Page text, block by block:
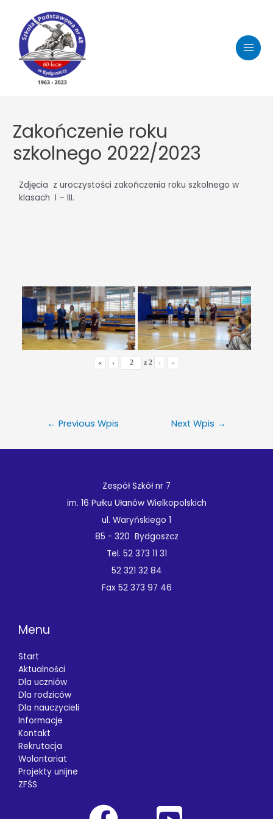
Zakończenie roku
szkolnego 2022/2023
Zdjęcia z uroczystości zakończenia roku szkolnego w
klasach I – III.
« ‹ z 2 › »
← Previous Wpis Next Wpis →
Zespół Szkół nr 7
im. 16 Pułku Ułanów Wielkopolskich
ul. Waryńskiego 1
85 - 320 Bydgoszcz
Tel. 52 373 11 31
52 321 32 84
Fax 52 373 97 46
Menu
Start
Aktualności
Dla uczniów
Dla rodziców
Dla nauczycieli
Informacje
Kontakt
Rekrutacja
Wolontariat
Projekty unijne
ZFŚS